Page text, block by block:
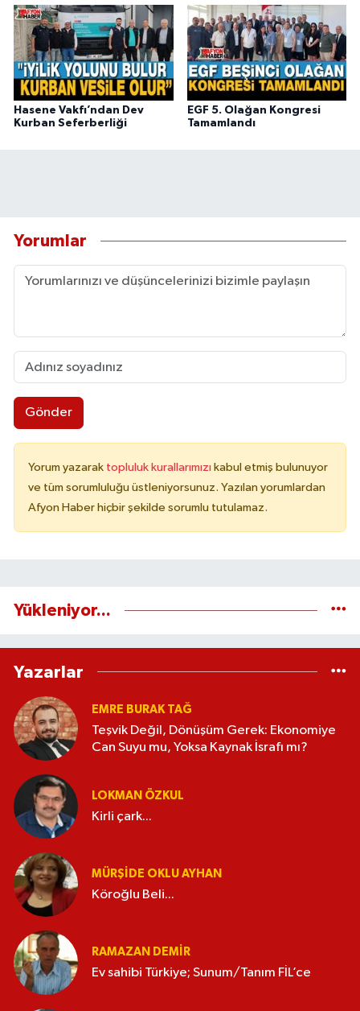
Hasene Vakfı’ndan Dev
Kurban Seferberliği
EGF 5. Olağan Kongresi
Tamamlandı
Yorumlar
Gönder
Yorum yazarak topluluk kurallarımızı kabul etmiş bulunuyor
ve tüm sorumluluğu üstleniyorsunuz. Yazılan yorumlardan
Afyon Haber hiçbir şekilde sorumlu tutulamaz.
Yükleniyor...
Yazarlar
EMRE BURAK TAĞ
Teşvik Değil, Dönüşüm Gerek: Ekonomiye
Can Suyu mu, Yoksa Kaynak İsrafı mı?
LOKMAN ÖZKUL
Kirli çark...
MÜRŞIDE OKLU AYHAN
Köroğlu Beli...
RAMAZAN DEMİR
Ev sahibi Türkiye; Sunum/Tanım FİL’ce